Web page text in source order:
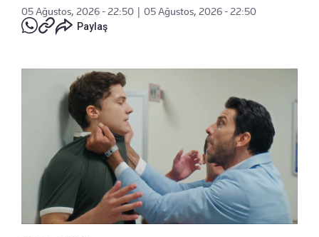
05 Ağustos, 2026 - 22:50
05 Ağustos, 2026 - 22:50
Paylaş